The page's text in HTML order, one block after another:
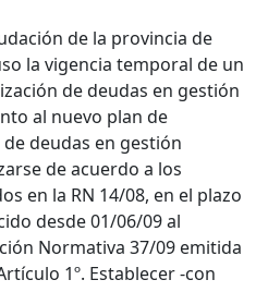
de la provincia de
la vigencia temporal de un
de deudas en gestión
al nuevo plan de
deudas en gestión
de acuerdo a los
en la RN 14/08, en el plazo
desde 01/06/09 al
Normativa 37/09 emitida
1º. Establecer -con